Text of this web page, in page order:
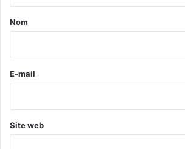
a
e
Nom
E-mail
Site web